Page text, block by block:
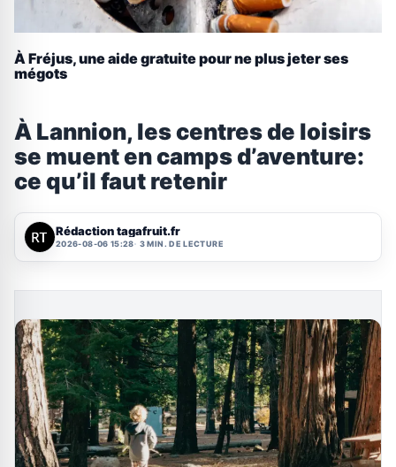
À Fréjus, une aide gratuite pour ne plus jeter ses
mégots
À Lannion, les centres de loisirs
se muent en camps d’aventure:
ce qu’il faut retenir
Rédaction tagafruit.fr
2026-08-06 15:28 3 MIN. DE LECTURE